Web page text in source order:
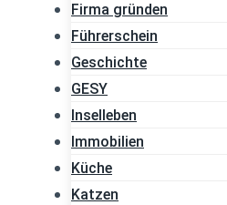
Firma gründen
Führerschein
Geschichte
GESY
Inselleben
Immobilien
Küche
Katzen